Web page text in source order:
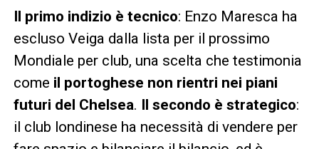
Il primo indizio è tecnico: Enzo Maresca ha
escluso Veiga dalla lista per il prossimo
Mondiale per club, una scelta che testimonia
come il portoghese non rientri nei piani
futuri del Chelsea. Il secondo è strategico:
il club londinese ha necessità di vendere per